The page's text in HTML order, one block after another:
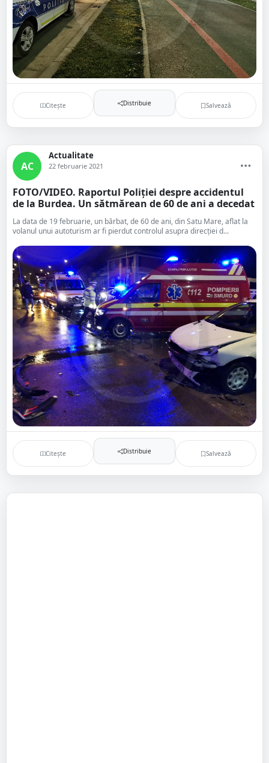
Citește Distribuie Salvează
AC
Actualitate
22 februarie 2021
FOTO/VIDEO. Raportul Poliției despre accidentul
de la Burdea. Un sătmărean de 60 de ani a decedat
La data de 19 februarie, un bărbat, de 60 de ani, din Satu Mare, aflat la
volanul unui autoturism ar fi pierdut controlul asupra direcției d...
Citește Distribuie Salvează